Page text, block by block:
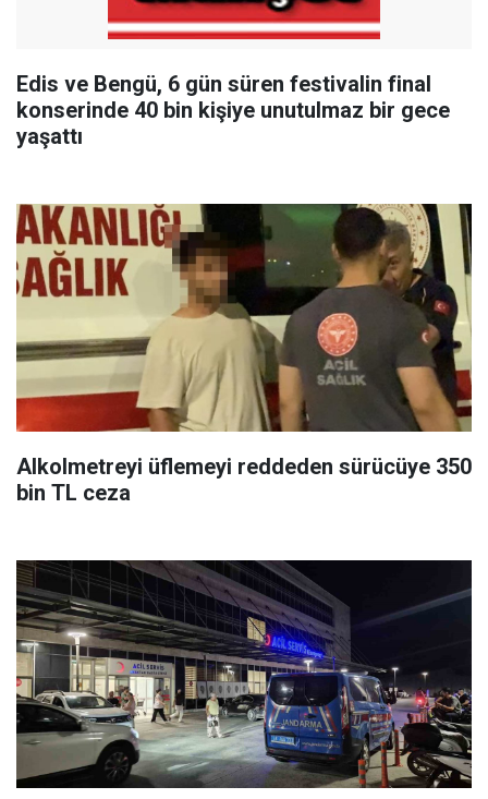
Edis ve Bengü, 6 gün süren festivalin final
konserinde 40 bin kişiye unutulmaz bir gece
yaşattı
Alkolmetreyi üflemeyi reddeden sürücüye 350
bin TL ceza